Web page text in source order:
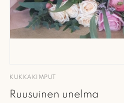
KUKKAKIMPUT
Ruusuinen unelma